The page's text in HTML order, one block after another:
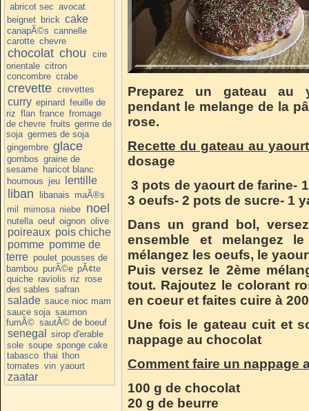
abricot sec avocat
beignet brick cake
canapÃ©s cannelle
carotte chevre
chocolat chou
cire
orientale citron
concombre crabe
crevette crevettes
curry epinard feuille de
riz flan france fromage
de chevre fruits germe de
soja germes de soja
gingembre glace
gombos graine de
sesame haricot blanc
houmous jeu lentille
liban libanais maÃ®s
mil mimosa niebe noel
nutella oeuf oignon olive
poireaux pois chiche
pomme pomme de
terre poulet pousses de
bambou purÃ©e pÃ¢te
quiche raviolis riz rose
des sables safran
salade sauce nioc mam
sauce soja saumon
fumÃ© sautÃ© de boeuf
senegal
sirop d'erable
sole soupe sponge cake
tabasco thai thon
tomates vin yaourt
zaatar
Preparez un gateau au
pendant le melange de la
rose.
Recette du gateau au yaourt
dosage
3 pots de yaourt de farine-
3 oeufs- 2 pots de sucre- 1
Dans un grand bol,
ensemble et melangez
mélangez les oeufs, le
Puis versez le 2ème
tout. Rajoutez le colorant
en coeur et faites cuire à
Une fois le gateau cuit et
nappage au chocolat
Comment faire un nappage
100 g de chocolat
20 g de beurre